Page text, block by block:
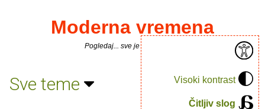
Visoki kontrast
Čitljiv slog
Moderna vremena
Pogledaj... sve je puno knjiga.
Sve teme